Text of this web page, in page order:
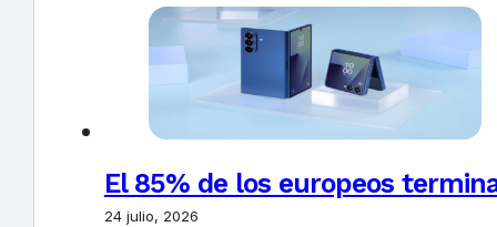
El 85% de los europeos
24 julio, 2026